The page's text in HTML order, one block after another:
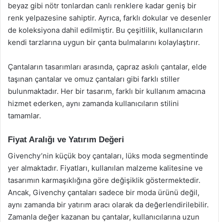
beyaz gibi nötr tonlardan canlı renklere kadar geniş bir
renk yelpazesine sahiptir. Ayrıca, farklı dokular ve desenler
de koleksiyona dahil edilmiştir. Bu çeşitlilik, kullanıcıların
kendi tarzlarına uygun bir çanta bulmalarını kolaylaştırır.
Çantaların tasarımları arasında, çapraz askılı çantalar, elde
taşınan çantalar ve omuz çantaları gibi farklı stiller
bulunmaktadır. Her bir tasarım, farklı bir kullanım amacına
hizmet ederken, aynı zamanda kullanıcıların stilini
tamamlar.
Fiyat Aralığı ve Yatırım Değeri
Givenchy’nin küçük boy çantaları, lüks moda segmentinde
yer almaktadır. Fiyatları, kullanılan malzeme kalitesine ve
tasarımın karmaşıklığına göre değişiklik göstermektedir.
Ancak, Givenchy çantaları sadece bir moda ürünü değil,
aynı zamanda bir yatırım aracı olarak da değerlendirilebilir.
Zamanla değer kazanan bu çantalar, kullanıcılarına uzun